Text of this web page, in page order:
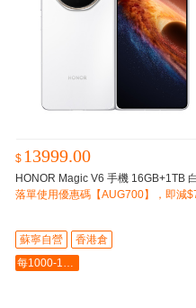
$ 13999.00
HONOR Magic V6 手機 16GB+1TB
落單使用優惠碼【AUG700】，即減
蘇寧自營
香港倉
每1000-100最多-5000